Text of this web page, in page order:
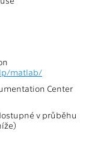
matlab/
Center
v průběhu